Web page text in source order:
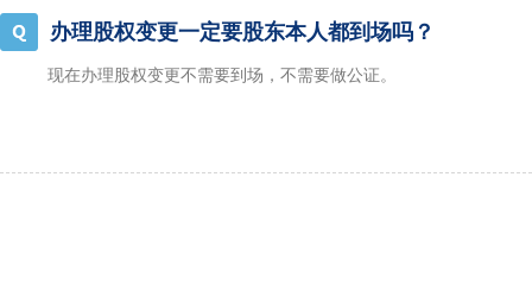
办理股权变更一定要股东本人都到场吗？
现在办理股权变更不需要到场，不需要做公证。